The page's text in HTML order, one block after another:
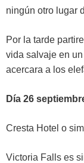
ningún otro lugar
Por la tarde
vida salvaje en
acercara a los
Día 26
Cresta Hotel o
Victoria Falls es